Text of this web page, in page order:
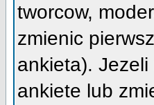
tworcow,
zmienic
ankieta).
ankiete lub